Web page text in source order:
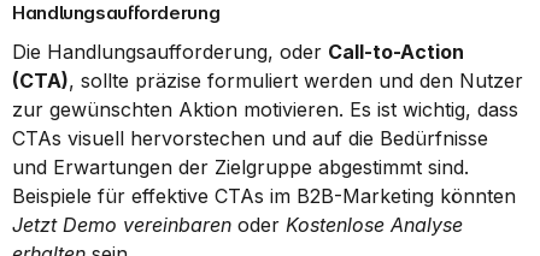
Handlungsaufforderung
Die Handlungsaufforderung, oder Call-to-Action
(CTA), sollte präzise formuliert werden und den Nutzer
zur gewünschten Aktion motivieren. Es ist wichtig, dass
CTAs visuell hervorstechen und auf die Bedürfnisse
und Erwartungen der Zielgruppe abgestimmt sind.
Jetzt Demo vereinbaren oder Kostenlose Analyse